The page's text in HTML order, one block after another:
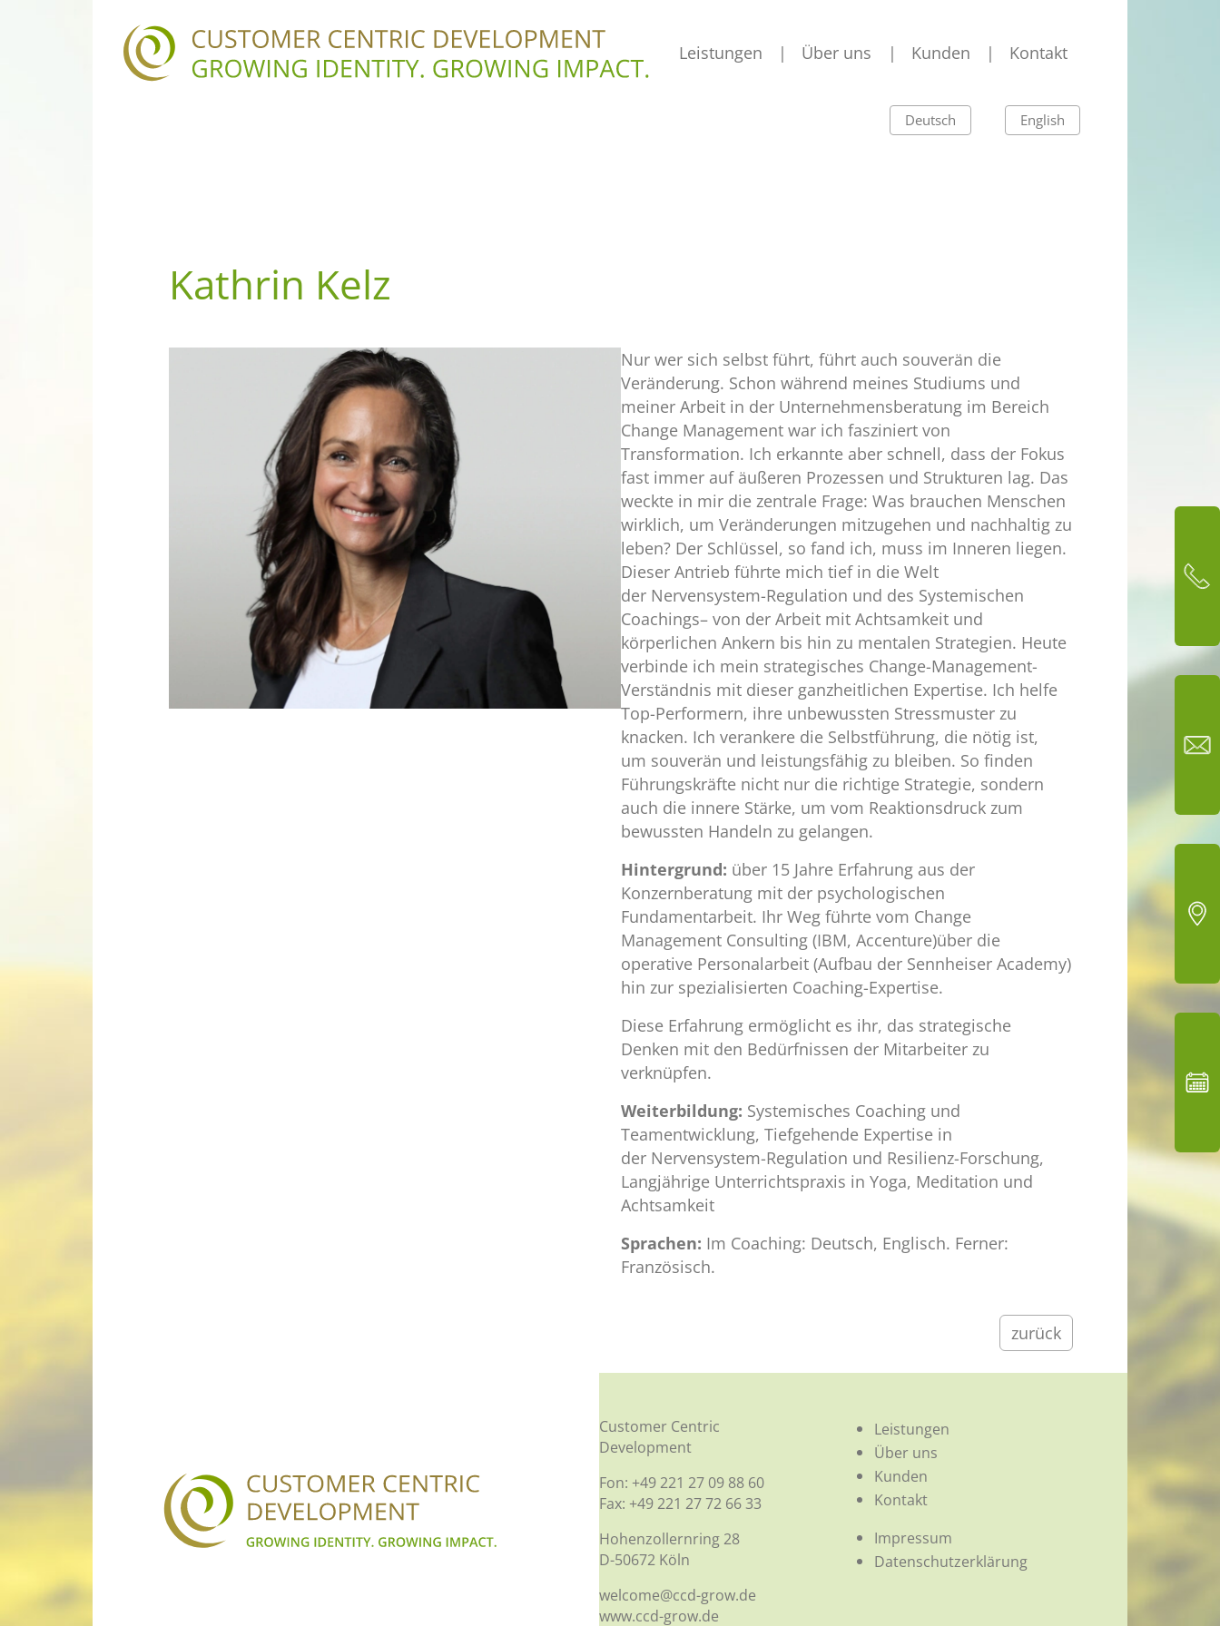
Hauptnavigation Leistungen Über uns Kunden Kontakt
Deutsch English
Kathrin Kelz
Nur wer sich selbst führt, führt auch souverän die
Veränderung. Schon während meines Studiums und
meiner Arbeit in der Unternehmensberatung im Bereich
Change Management war ich fasziniert von
Transformation. Ich erkannte aber schnell, dass der Fokus
fast immer auf äußeren Prozessen und Strukturen lag. Das
weckte in mir die zentrale Frage: Was brauchen Menschen
wirklich, um Veränderungen mitzugehen und nachhaltig zu
leben? Der Schlüssel, so fand ich, muss im Inneren liegen.
Dieser Antrieb führte mich tief in die Welt
der Nervensystem-Regulation und des Systemischen
Coachings– von der Arbeit mit Achtsamkeit und
körperlichen Ankern bis hin zu mentalen Strategien. Heute
verbinde ich mein strategisches Change-Management-
Verständnis mit dieser ganzheitlichen Expertise. Ich helfe
Top-Performern, ihre unbewussten Stressmuster zu
knacken. Ich verankere die Selbstführung, die nötig ist,
um souverän und leistungsfähig zu bleiben. So finden
Führungskräfte nicht nur die richtige Strategie, sondern
auch die innere Stärke, um vom Reaktionsdruck zum
bewussten Handeln zu gelangen.
Hintergrund: über 15 Jahre Erfahrung aus der
Konzernberatung mit der psychologischen
Fundamentarbeit. Ihr Weg führte vom Change
Management Consulting (IBM, Accenture)über die
operative Personalarbeit (Aufbau der Sennheiser Academy)
hin zur spezialisierten Coaching-Expertise.
Diese Erfahrung ermöglicht es ihr, das strategische
Denken mit den Bedürfnissen der Mitarbeiter zu
verknüpfen.
Weiterbildung: Systemisches Coaching und
Teamentwicklung, Tiefgehende Expertise in
der Nervensystem-Regulation und Resilienz-Forschung,
Langjährige Unterrichtspraxis in Yoga, Meditation und
Achtsamkeit
Sprachen: Im Coaching: Deutsch, Englisch. Ferner:
Französisch.
zurück
Customer Centric
Development
Fon: +49 221 27 09 88 60
Fax: +49 221 27 72 66 33
Hohenzollernring 28
D-50672 Köln
welcome@ccd-grow.de
www.ccd-grow.de
Leistungen
Über uns
Kunden
Kontakt
Impressum
Datenschutz­erklärung